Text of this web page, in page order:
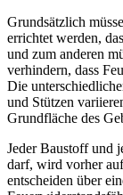
Grundsätzlich
errichtet werden,
und zum anderen
verhindern, dass
Die
und Stützen
Grundfläche des
Jeder Baustoff und
darf, wird vorher
entscheiden über